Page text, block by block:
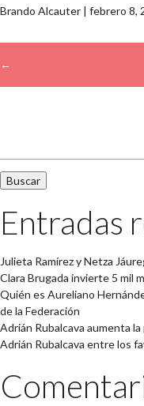
Brando Alcauter | febrero 8,
←
Entradas
Julieta Ramírez y Netza
Clara Brugada invierte 5 mil
Quién es Aureliano
de la Federación
Adrián Rubalcava aumenta
Adrián Rubalcava entre los